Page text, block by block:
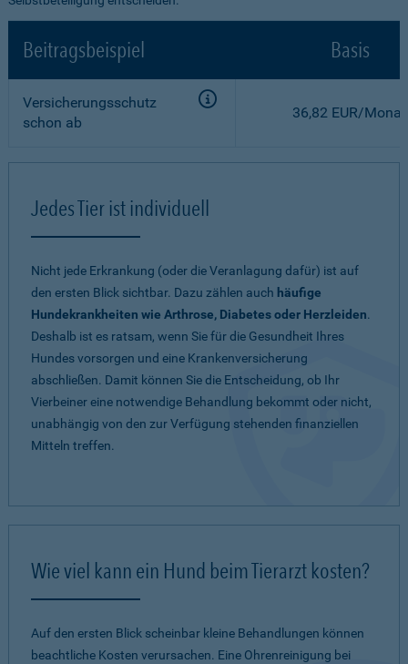
Beitragsbeispiel Basis
Versicherungsschutz
schon ab
36,82 EUR/Monat
Jedes Tier ist individuell
Nicht jede Erkrankung (oder die Veranlagung dafür) ist auf
den ersten Blick sichtbar. Dazu zählen auch häufige
Hundekrankheiten wie Arthrose, Diabetes oder Herzleiden.
Deshalb ist es ratsam, wenn Sie für die Gesundheit Ihres
Hundes vorsorgen und eine Krankenversicherung
abschließen. Damit können Sie die Entscheidung, ob Ihr
Vierbeiner eine notwendige Behandlung bekommt oder nicht,
unabhängig von den zur Verfügung stehenden finanziellen
Mitteln treffen.
Wie viel kann ein Hund beim Tierarzt kosten?
Auf den ersten Blick scheinbar kleine Behandlungen können
beachtliche Kosten verursachen. Eine Ohrenreinigung bei